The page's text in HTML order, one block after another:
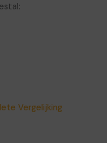
Vergelijking